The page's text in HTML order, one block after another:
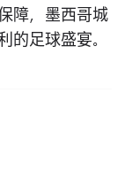
障，墨西哥城
的足球盛宴。